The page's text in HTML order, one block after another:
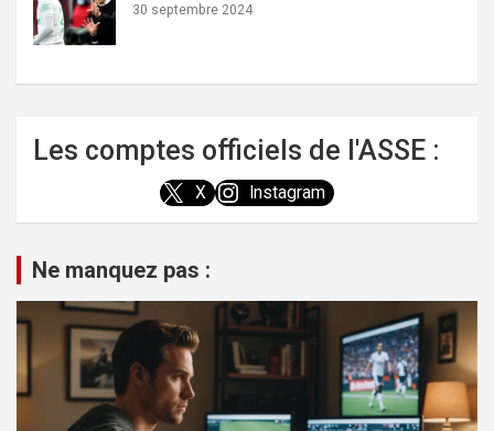
30 septembre 2024
Les comptes officiels de l'ASSE :
X Instagram
Ne manquez pas :